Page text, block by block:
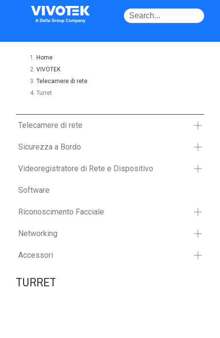
Home
VIVOTEK
Telecamere di rete
Turret
Telecamere di rete
Sicurezza a Bordo
Videoregistratore di Rete e Dispositivo
Software
Riconoscimento Facciale
Networking
Accessori
TURRET